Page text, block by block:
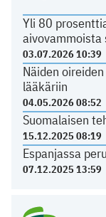
Yli 80
03.07.2026 10:39
Näiden
lääkäriin
04.05.2026 08:52
Suomalaisen
15.12.2025 08:19
Espanjassa
07.12.2025 13:59